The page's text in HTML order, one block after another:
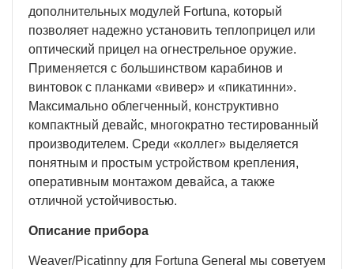
дополнительных модулей Fortuna, который
позволяет надежно установить теплоприцел или
оптический прицел на огнестрельное оружие.
Применяется с большинством карабинов и
винтовок с планками «вивер» и «пикатинни».
Максимально облегченный, конструктивно
компактный девайс, многократно тестированный
производителем. Среди «коллег» выделяется
понятным и простым устройством крепления,
оперативным монтажом девайса, а также
отличной устойчивостью.
Описание прибора
Weaver/Picatinny для Fortuna General мы советуем